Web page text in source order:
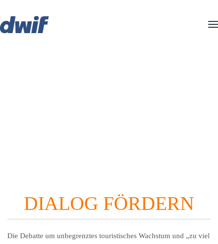
Zum Hauptinhalt springen
DIALOG FÖRDERN
Die Debatte um unbegrenztes touristisches Wachstum und „zu viel